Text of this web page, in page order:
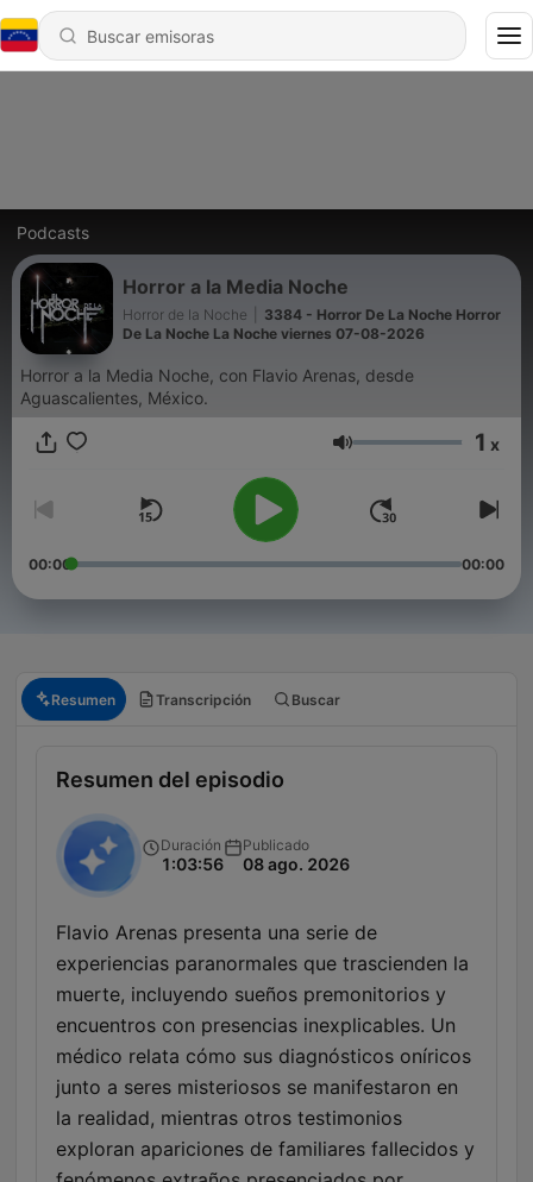
Podcasts
Horror a la Media Noche
Horror de la Noche
3384 - Horror De La Noche Horror
De La Noche La Noche viernes 07-08-2026
Horror a la Media Noche, con Flavio Arenas, desde
Aguascalientes, México.
Volumen 1 x
00:00 00:00
Resumen Transcripción Buscar
Resumen del episodio
Duración
1:03:56
Publicado
08 ago. 2026
Flavio Arenas presenta una serie de
experiencias paranormales que trascienden la
muerte, incluyendo sueños premonitorios y
encuentros con presencias inexplicables. Un
médico relata cómo sus diagnósticos oníricos
junto a seres misteriosos se manifestaron en
la realidad, mientras otros testimonios
exploran apariciones de familiares fallecidos y